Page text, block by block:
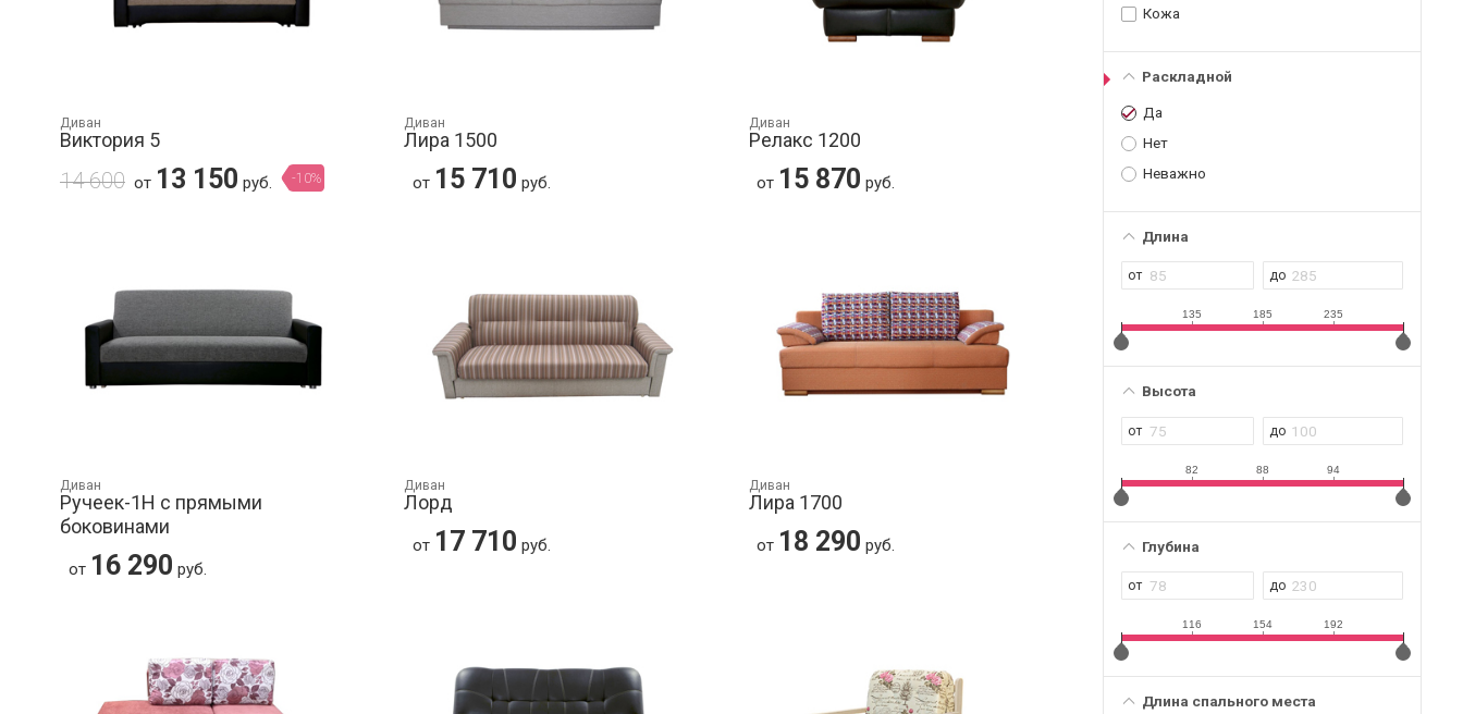
Кожа
Раскладной
Да
Нет
Неважно
Длина
135 185 235
Высота
82 88 94
Глубина
116 154 192
Длина спального места
Диван
Виктория 5
14 600 от 13 150 руб. -10%
Диван
Лира 1500
от 15 710 руб.
Диван
Релакс 1200
от 15 870 руб.
Диван
Ручеек-1Н с прямыми
боковинами
от 16 290 руб.
Диван
Лорд
от 17 710 руб.
Диван
Лира 1700
от 18 290 руб.